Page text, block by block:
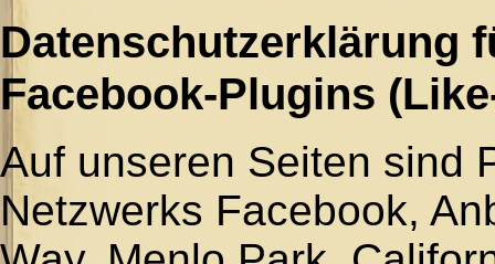
Datenschutzerklärung
Facebook-Plugins
Auf unseren Seiten sind
Netzwerks Facebook,